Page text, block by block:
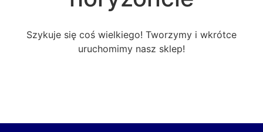
Szykuje się coś wielkiego! Tworzymy i wkrótce
uruchomimy nasz sklep!